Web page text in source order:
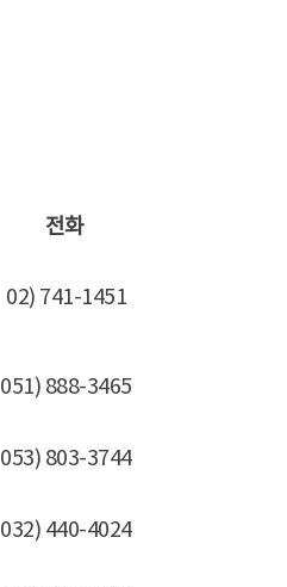
전화
02) 741-1451
051) 888-3465
053) 803-3744
032) 440-4024